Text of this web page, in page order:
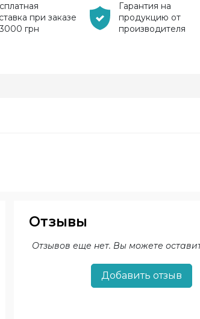
при заказе
грн
Гарантия на
продукцию от
производителя
Отзывы
Отзывов еще нет. Вы можете
Добавить отзыв